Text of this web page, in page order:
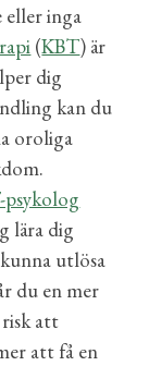
eller inga
(KBT) är
er dig
kan du
oroliga
.
lära dig
utlösa
du en mer
riskatt
att få en